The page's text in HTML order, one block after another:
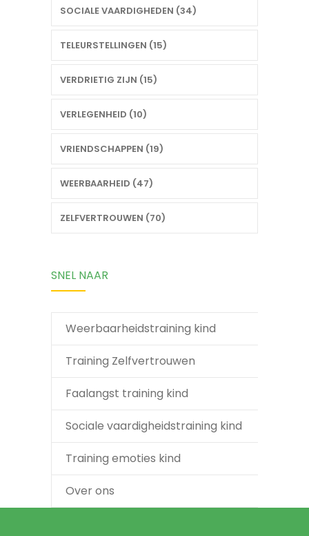
SOCIALE VAARDIGHEDEN (34)
TELEURSTELLINGEN (15)
VERDRIETIG ZIJN (15)
VERLEGENHEID (10)
VRIENDSCHAPPEN (19)
WEERBAARHEID (47)
ZELFVERTROUWEN (70)
SNEL NAAR
Weerbaarheidstraining kind
Training Zelfvertrouwen
Faalangst training kind
Sociale vaardigheidstraining kind
Training emoties kind
Over ons